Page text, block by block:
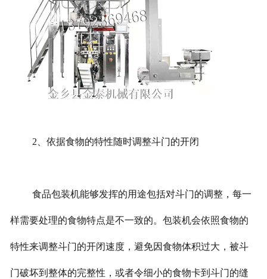
2、依据食物的特性随时调整斗门的开闭
食品包装机能够发挥的用途包括对斗门的调整，每一
样需要处理的食物特点是不一致的。包装机会依照食物的
特性来调整斗门的开闭速度，避免因食物体积过大，被斗
门破坏到整体的完整性，或者令细小的食物卡到斗门的缝